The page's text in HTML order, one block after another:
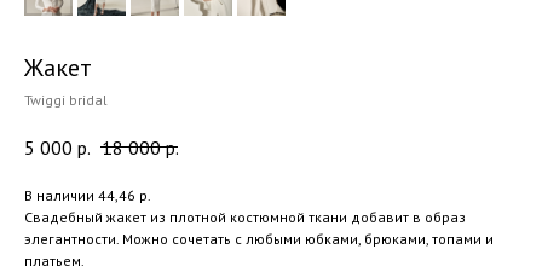
Жакет
Twiggi bridal
5 000 р. 18 000 р.
В наличии 44,46 р.
Свадебный жакет из плотной костюмной ткани добавит в образ
элегантности. Можно сочетать с любыми юбками, брюками, топами и
платьем.